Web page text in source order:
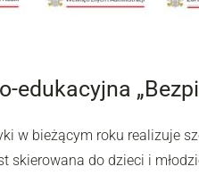
edukacyjna
w bieżącym roku realizuje
skierowana do dzieci i